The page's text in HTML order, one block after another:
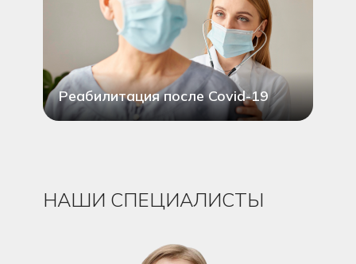
Реабилитация после Covid-19
НАШИ СПЕЦИАЛИСТЫ